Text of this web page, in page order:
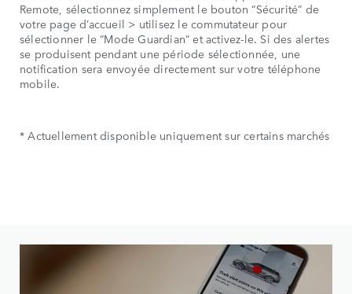
Remote, sélectionnez simplement le bouton “Sécurité” de
votre page d’accueil > utilisez le commutateur pour
sélectionner le “Mode Guardian” et activez-le. Si des alertes
se produisent pendant une période sélectionnée, une
notification sera envoyée directement sur votre téléphone
mobile.
* Actuellement disponible uniquement sur certains marchés